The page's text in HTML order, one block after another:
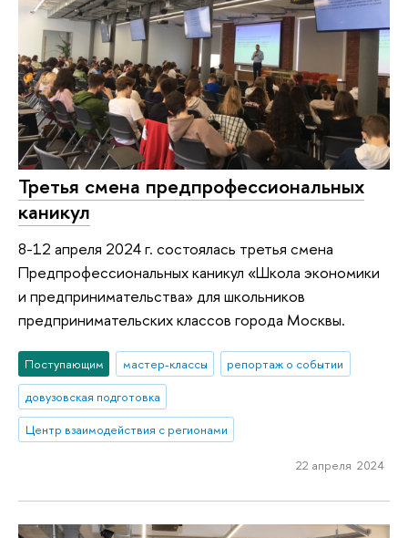
Третья смена предпрофессиональных
каникул
8-12 апреля 2024 г. состоялась третья смена
Предпрофессиональных каникул «Школа экономики
и предпринимательства» для школьников
предпринимательских классов города Москвы.
Поступающим мастер-классы
репортаж о событии
довузовская подготовка
Центр взаимодействия с регионами
22 апреля 2024